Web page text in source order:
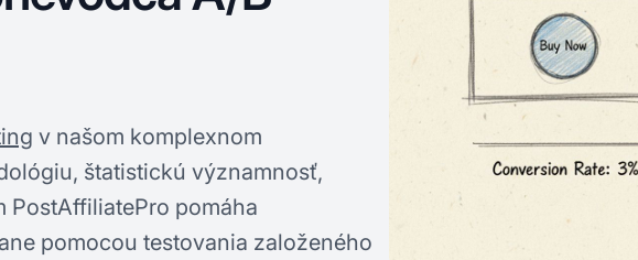
v našom komplexnom
štatistickú významnosť,
PostAffiliatePro pomáha
pomocou testovania založeného